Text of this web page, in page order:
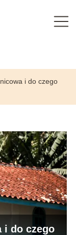
i do czego
i do czego